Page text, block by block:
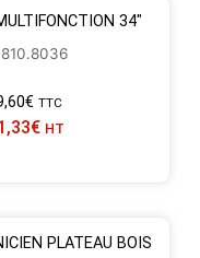
34″
€ TTC
€ HT
PLATEAU BOIS